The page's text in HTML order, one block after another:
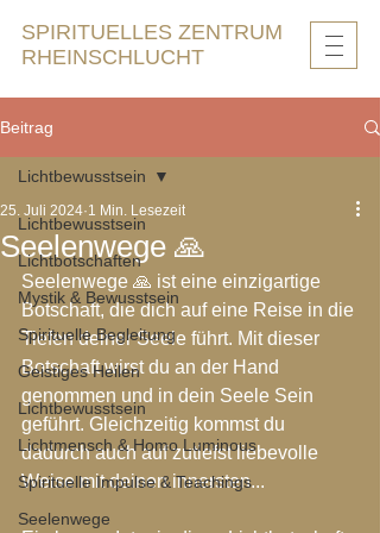
SPIRITUELLES ZENTRUM
RHEINSCHLUCHT
Beitrag
Lichtbewusstsein
Lichtbotschaften
Mystik & Bewusstsein
Spirituelle Begleitung
Geistiges Heilen
Lichtbewusstsein
Lichtmensch & Homo Luminous
Spirituelle Impulse & Teachings
Seelenwege
Lichtbewusstsein
Seelenwege 🙏
25. Juli 2024 1 Min. Lesezeit
Seelenwege 🙏 ist eine einzigartige
Botschaft, die dich auf eine Reise in die
Tiefen deiner Seele führt. Mit dieser
Botschaft wirst du an der Hand
genommen und in dein Seele Sein
geführt. Gleichzeitig kommst du
dadurch auch auf zutiefst liebevolle
Weise mit deinen innersten...